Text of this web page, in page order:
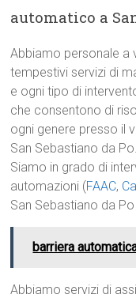
automatico a
Abbiamo personale a
tempestivi servizi di
e ogni tipo di
che consentono di
ogni genere presso il
San Sebastiano da Po.
Siamo in grado di
automazioni (FAAC,
San Sebastiano da
barriera
Abbiamo servizi di